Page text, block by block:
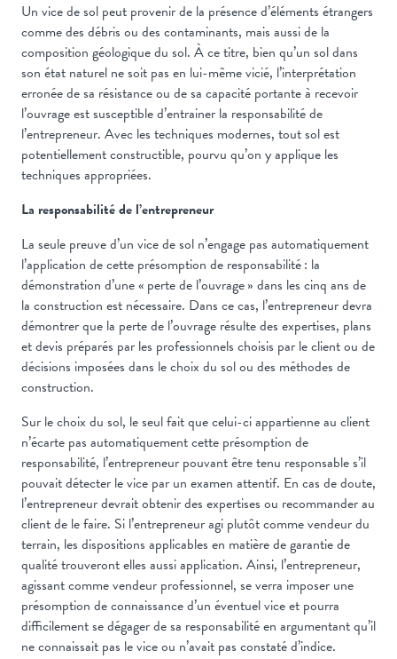
Un vice de sol peut provenir de la présence d’éléments étrangers
comme des débris ou des contaminants, mais aussi de la
composition géologique du sol. À ce titre, bien qu’un sol dans
son état naturel ne soit pas en lui-même vicié, l’interprétation
erronée de sa résistance ou de sa capacité portante à recevoir
l’ouvrage est susceptible d’entrainer la responsabilité de
l’entrepreneur. Avec les techniques modernes, tout sol est
potentiellement constructible, pourvu qu’on y applique les
techniques appropriées.
La responsabilité de l’entrepreneur
La seule preuve d’un vice de sol n’engage pas automatiquement
l’application de cette présomption de responsabilité : la
démonstration d’une « perte de l’ouvrage » dans les cinq ans de
la construction est nécessaire. Dans ce cas, l’entrepreneur devra
démontrer que la perte de l’ouvrage résulte des expertises, plans
et devis préparés par les professionnels choisis par le client ou de
décisions imposées dans le choix du sol ou des méthodes de
construction.
Sur le choix du sol, le seul fait que celui-ci appartienne au client
n’écarte pas automatiquement cette présomption de
responsabilité, l’entrepreneur pouvant être tenu responsable s’il
pouvait détecter le vice par un examen attentif. En cas de doute,
l’entrepreneur devrait obtenir des expertises ou recommander au
client de le faire. Si l’entrepreneur agi plutôt comme vendeur du
terrain, les dispositions applicables en matière de garantie de
qualité trouveront elles aussi application. Ainsi, l’entrepreneur,
agissant comme vendeur professionnel, se verra imposer une
présomption de connaissance d’un éventuel vice et pourra
difficilement se dégager de sa responsabilité en argumentant qu’il
ne connaissait pas le vice ou n’avait pas constaté d’indice.